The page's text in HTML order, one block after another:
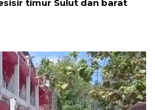
timur Sulut dan barat